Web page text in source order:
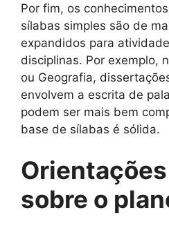
Por fim, os
sílabas simples são de
expandidos para
disciplinas. Por exemplo,
ou Geografia,
envolvem a escrita de
podem ser mais bem
base de sílabas é sólida.
sobre o